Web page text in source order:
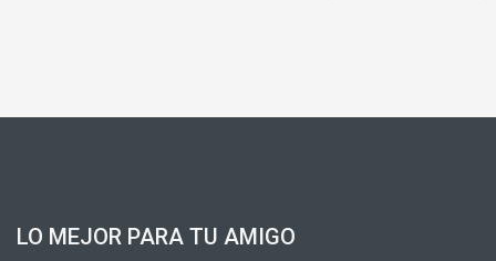
LO MEJOR PARA TU AMIGO